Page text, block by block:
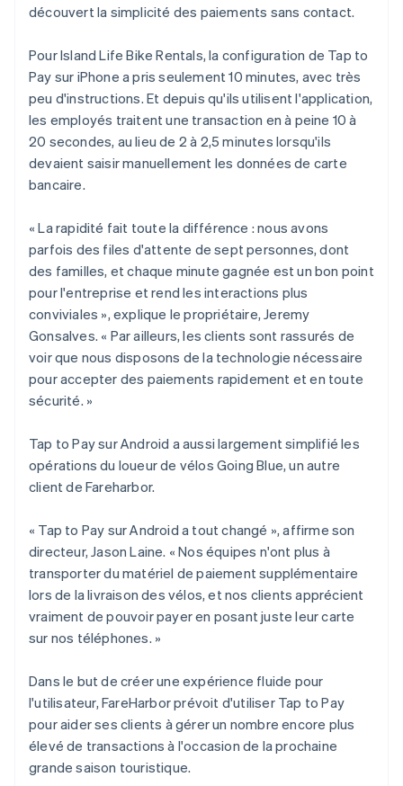
découvert la simplicité des paiements sans contact.
Pour Island Life Bike Rentals, la configuration de Tap to
Pay sur iPhone a pris seulement 10 minutes, avec très
peu d'instructions. Et depuis qu'ils utilisent l'application,
les employés traitent une transaction en à peine 10 à
20 secondes, au lieu de 2 à 2,5 minutes lorsqu'ils
devaient saisir manuellement les données de carte
bancaire.
« La rapidité fait toute la différence : nous avons
parfois des files d'attente de sept personnes, dont
des familles, et chaque minute gagnée est un bon point
pour l'entreprise et rend les interactions plus
conviviales », explique le propriétaire, Jeremy
Gonsalves. « Par ailleurs, les clients sont rassurés de
voir que nous disposons de la technologie nécessaire
pour accepter des paiements rapidement et en toute
sécurité. »
Tap to Pay sur Android a aussi largement simplifié les
opérations du loueur de vélos Going Blue, un autre
client de Fareharbor.
« Tap to Pay sur Android a tout changé », affirme son
directeur, Jason Laine. « Nos équipes n'ont plus à
transporter du matériel de paiement supplémentaire
lors de la livraison des vélos, et nos clients apprécient
vraiment de pouvoir payer en posant juste leur carte
sur nos téléphones. »
Dans le but de créer une expérience fluide pour
l'utilisateur, FareHarbor prévoit d'utiliser Tap to Pay
pour aider ses clients à gérer un nombre encore plus
élevé de transactions à l'occasion de la prochaine
grande saison touristique.